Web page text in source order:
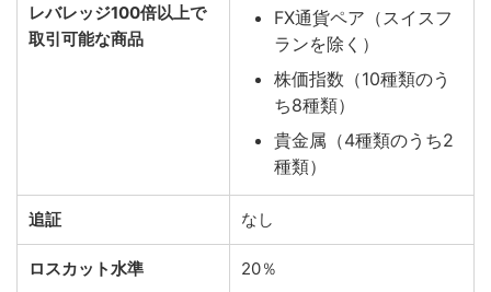
レバレッジ100倍以上で
取引可能な商品
FX通貨ペア（スイスフ
ランを除く）
株価指数（10種類のう
ち8種類）
貴金属（4種類のうち2
種類）
追証 なし
ロスカット水準 20％